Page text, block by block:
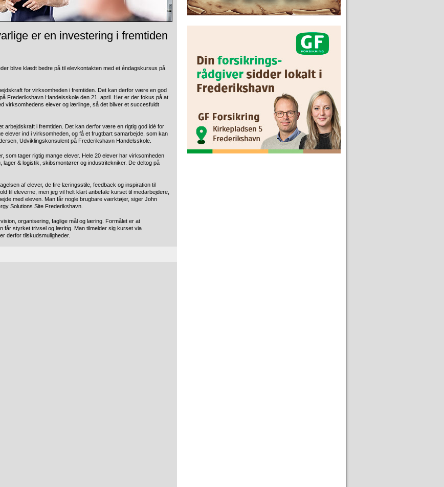
er en investering i fremtiden
blive klædt bedre på til elevkontakten med et éndagskursus på
for virksomheden i fremtiden. Det kan derfor være en god
Frederikshavn Handelsskole den 21. april. Her er der fokus på at
virksomhedens elever og lærlinge, så det bliver et succesfuldt
arbejdskraft i fremtiden. Det kan derfor være en rigtig god idé for
elever ind i virksomheden, og få et frugtbart samarbejde, som kan
Udviklingskonsulent på Frederikshavn Handelsskole.
som tager rigtig mange elever. Hele 20 elever har virksomheden
lager & logistik, skibsmontører og industritekniker. De deltog på
af elever, de fire læringsstile, feedback og inspiration til
til eleverne, men jeg vil helt klart anbefale kurset til medarbejdere,
med eleven. Man får nogle brugbare værktøjer, siger John
Solutions Site Frederikshavn.
organisering, faglige mål og læring. Formålet er at
får styrket trivsel og læring. Man tilmelder sig kurset via
derfor tilskudsmuligheder.